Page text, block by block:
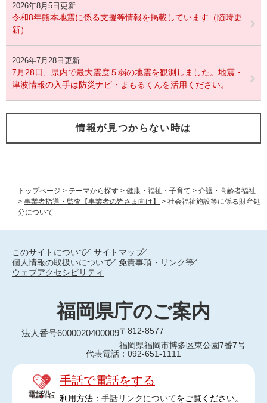
トップページ > テーマから探す > 健康・福祉・子育て > 介護・高齢者福祉
> 事業者指導・監査【事業者の皆さま向け】 > 社会福祉施設等に係る財産処
分について
2026年8月5日更新
令和8年熊本地震に係る支援等情報を掲載しています（随時更
新）
2026年7月28日更新
7月28日、県内で最大震度５弱の地震を観測しました。地震・
津波情報の入手は防災ナビ・まもるくんを活用ください。
情報が見つからない時は
このサイトについて
サイトマップ
個人情報の取扱いについて
免責事項・リンク等
ウェブアクセシビリティ
福岡県庁のご案内
法人番号6000020400009〒812-8577
福岡県福岡市博多区東公園7番7号
代表電話：092-651-1111
手話で電話をする
利用方法： 手話リンクについてをご覧ください。